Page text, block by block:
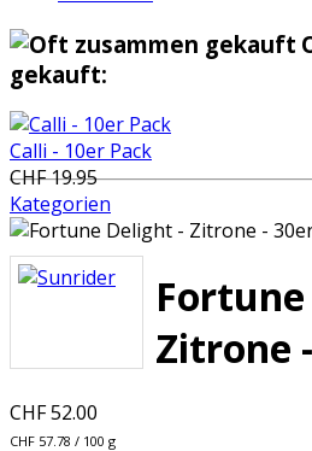
gekauft:
Calli - 10er Pack
CHF 19.95
Kategorien
Zitrone
CHF 52.00
CHF 57.78 / 100 g